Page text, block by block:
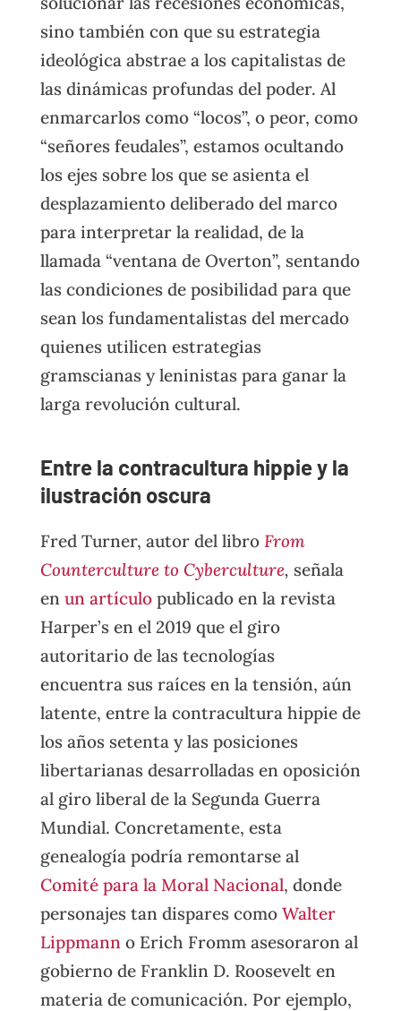
sino también con que su estrategia
ideológica abstrae a los capitalistas de
las dinámicas profundas del poder. Al
enmarcarlos como “locos”, o peor, como
“señores feudales”, estamos ocultando
los ejes sobre los que se asienta el
desplazamiento deliberado del marco
para interpretar la realidad, de la
llamada “ventana de Overton”, sentando
las condiciones de posibilidad para que
sean los fundamentalistas del mercado
quienes utilicen estrategias
gramscianas y leninistas para ganar la
larga revolución cultural.
Entre la contracultura hippie y la
ilustración oscura
Fred Turner, autor del libro From
Counterculture to Cyberculture, señala
en un artículopublicado en la revista
Harper’s en el 2019 que el giro
autoritario de las tecnologías
encuentra sus raíces en la tensión, aún
latente, entre la contracultura hippie de
los años setenta y las posiciones
libertarianas desarrolladas en oposición
al giro liberal de la Segunda Guerra
Mundial. Concretamente, esta
genealogía podría remontarse al
Comité para la Moral Nacional, donde
personajes tan dispares como Walter
Lippmanno Erich Fromm asesoraron al
gobierno de Franklin D. Roosevelt en
materia de comunicación. Por ejemplo,